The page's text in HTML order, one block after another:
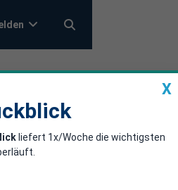
X
liefert 1x/Woche die wichtigsten